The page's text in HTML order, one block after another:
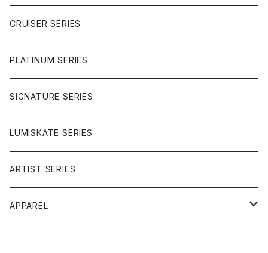
CRUISER SERIES
PLATINUM SERIES
SIGNATURE SERIES
LUMISKATE SERIES
ARTIST SERIES
APPAREL